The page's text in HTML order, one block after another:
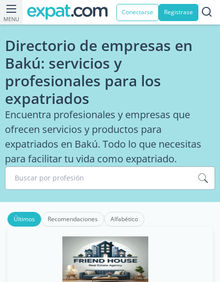
MENU
Conectarse Registrase
Directorio de empresas en
Bakú: servicios y
profesionales para los
expatriados
Encuentra profesionales y empresas que
ofrecen servicios y productos para
expatriados en Bakú. Todo lo que necesitas
para facilitar tu vida como expatriado.
Buscar por profesión
Últimos Recomendaciones Alfabético